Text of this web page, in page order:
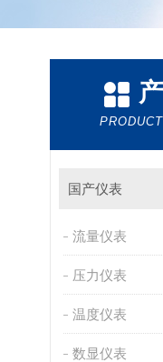
国产仪表
流量仪表
压力仪表
温度仪表
数显仪表